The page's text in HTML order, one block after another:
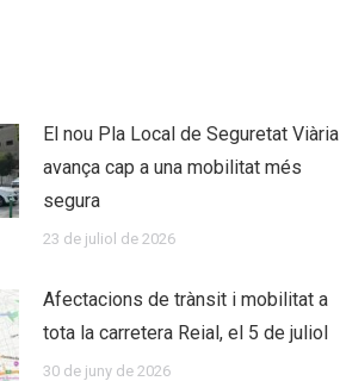
El nou Pla Local de Seguretat Viària
avança cap a una mobilitat més
segura
23 de juliol de 2026
Afectacions de trànsit i mobilitat a
tota la carretera Reial, el 5 de juliol
30 de juny de 2026